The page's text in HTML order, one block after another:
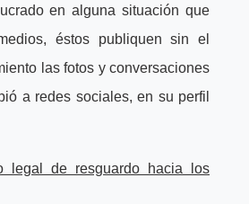
en alguna situación que
éstos publiquen sin el
las fotos y conversaciones
a redes sociales, en su perfil
legal de resguardo hacia los